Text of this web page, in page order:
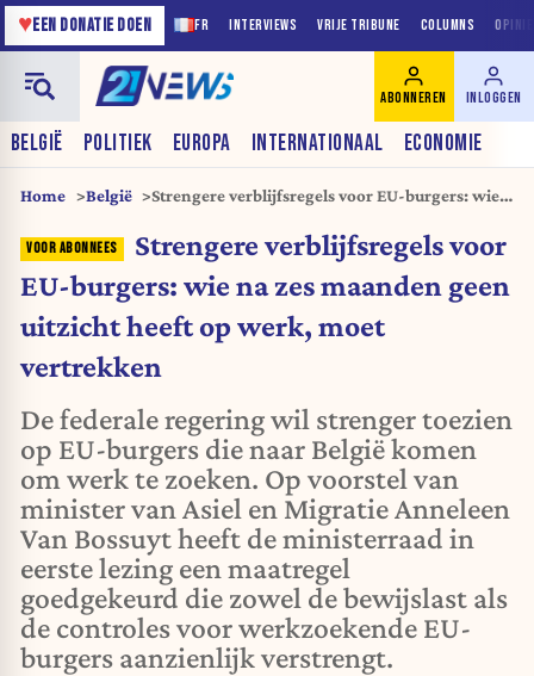
FR INTERVIEWS VRIJE TRIBUNE COLUMNS
♥EEN DONATIE DOEN
BELGIË POLITIEK EUROPA INTERNATIONAAL ECONOMIE
ABONNEREN INLOGGEN
Home België
Strengere verblijfsregels voor EU-burgers: wie
moet vertrekken
Strengere verblijfsregels voor
EU-burgers: wie na zes maanden geen
uitzicht heeft op werk, moet
vertrekken
De federale regering wil strenger toezien
op EU-burgers die naar België komen
om werk te zoeken. Op voorstel van
minister van Asiel en Migratie Anneleen
Van Bossuyt heeft de ministerraad in
eerste lezing een maatregel
goedgekeurd die zowel de bewijslast als
de controles voor werkzoekende EU-
burgers aanzienlijk verstrengt.